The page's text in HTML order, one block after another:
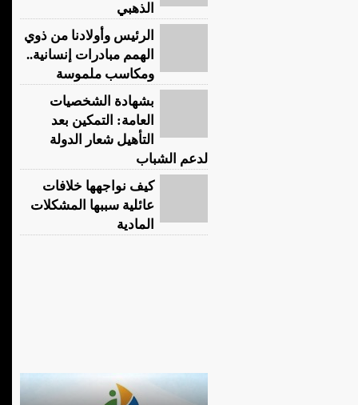
الذهبي
الرئيس وأولادنا من ذوي
الهمم مبادرات إنسانية..
ومكاسب ملموسة
بشهادة الشخصيات
العامة: التمكين بعد
التأهيل شعار الدولة
لدعم الشباب
كيف نواجهها خلافات
عائلية سببها المشكلات
المادية